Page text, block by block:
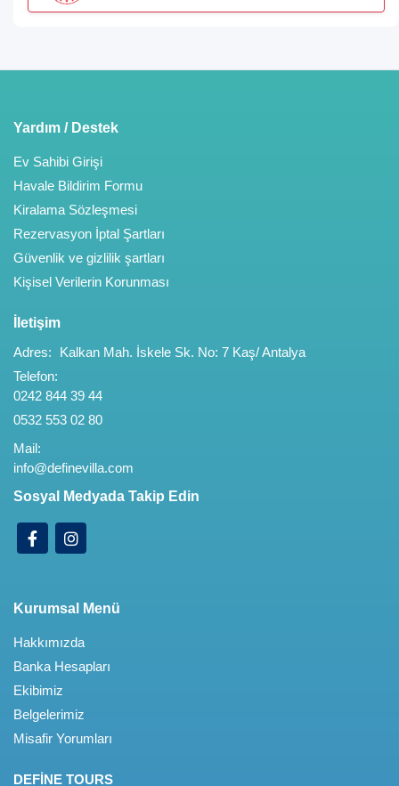
Yardım / Destek
Ev Sahibi Girişi
Havale Bildirim Formu
Kiralama Sözleşmesi
Rezervasyon İptal Şartları
Güvenlik ve gizlilik şartları
Kişisel Verilerin Korunması
İletişim
Adres:
Kalkan Mah. İskele Sk. No: 7 Kaş/ Antalya
Telefon:
0242 844 39 44
0532 553 02 80
Mail:
info@definevilla.com
Sosyal Medyada Takip Edin
Kurumsal Menü
Hakkımızda
Banka Hesapları
Ekibimiz
Belgelerimiz
Misafir Yorumları
DEFİNE TOURS